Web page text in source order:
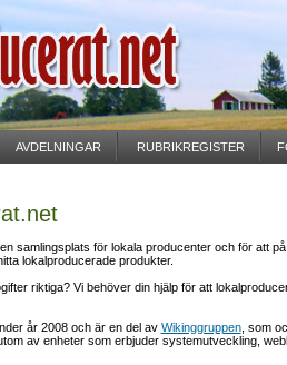
samlingsplats för lokala producenter och för att
lokalproducerade produkter.
riktiga? Vi behöver din hjälp för att
år 2008 och är en del av Wikinggruppen, som
av enheter som erbjuder systemutveckling,
AVDELNINGAR RUBRIKREGISTER